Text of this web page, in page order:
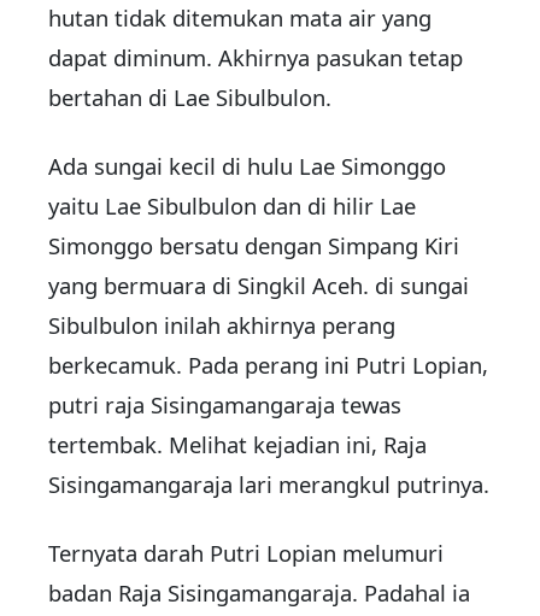
hutan tidak ditemukan mata air yang
dapat diminum. Akhirnya pasukan tetap
bertahan di Lae Sibulbulon.
Ada sungai kecil di hulu Lae Simonggo
yaitu Lae Sibulbulon dan di hilir Lae
Simonggo bersatu dengan Simpang Kiri
yang bermuara di Singkil Aceh. di sungai
Sibulbulon inilah akhirnya perang
berkecamuk. Pada perang ini Putri Lopian,
putri raja Sisingamangaraja tewas
tertembak. Melihat kejadian ini, Raja
Sisingamangaraja lari merangkul putrinya.
Ternyata darah Putri Lopian melumuri
badan Raja Sisingamangaraja. Padahal ia